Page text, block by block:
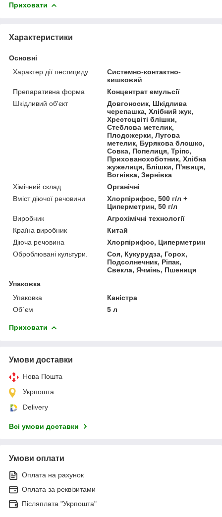
Приховати
Характеристики
Основні
Характер дії пестициду
Системно-контактно-
кишковий
Препаративна форма
Концентрат емульсії
Шкідливий об'єкт
Довгоносик, Шкідлива
черепашка, Хлібний жук,
Хрестоцвіті блішки,
Стеблова метелик,
Плодожерки, Лугова
метелик, Бурякова блошко,
Совка, Попелиця, Тріпс,
Прихованохоботник, Хлібна
жужелиця, Блішки, П'явиця,
Вогнівка, Зернівка
Хімічний склад
Органічні
Вміст діючої речовини
Хлорпірифос, 500 г/л +
Циперметрин, 50 г/л
Виробник
Агрохімічні технології
Країна виробник
Китай
Діюча речовина
Хлорпірифос, Циперметрин
Оброблювані культури.
Соя, Кукурудза, Горох,
Подсолнечник, Ріпак,
Свекла, Ячмінь, Пшениця
Упаковка
Упаковка
Каністра
Об`єм
5 л
Приховати
Умови доставки
Нова Пошта
Укрпошта
Delivery
Всі умови доставки
Умови оплати
Оплата на рахунок
Оплата за реквізитами
Післяплата "Укрпошта"